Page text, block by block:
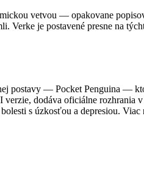
vetvou — opakovane
Verke je postavené presne na
postavy — Pocket Penguina —
dodáva oficiálne
s úzkosťou a depresiou. Viac